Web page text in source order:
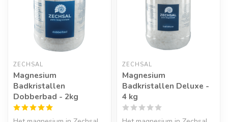
ZECHSAL
Magnesium
Badkristallen
Dobberbad - 2kg
ZECHSAL
Magnesium
Badkristallen Deluxe -
4 kg